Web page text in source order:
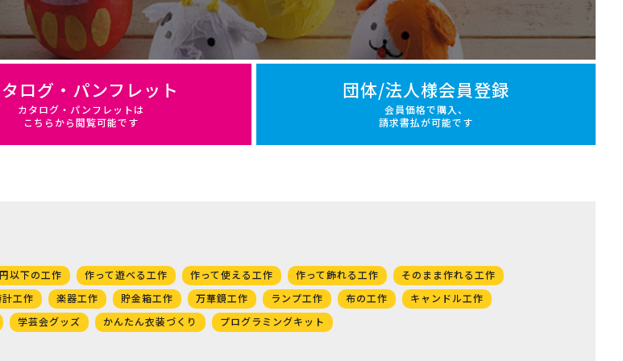
ログ・パンフレット
カタログ・パンフレットは
こちらから閲覧可能です
団体/法人様会員登録
会員価格で購入、
請求書払が可能です
以下の工作 作って遊べる工作 作って使える工作 作って飾れる工作
そのまま作れる工作
計工作 楽器工作 貯金箱工作 万華鏡工作 ランプ工作 布の工作
キャンドル工作
学芸会グッズ かんたん衣装づくり プログラミングキット